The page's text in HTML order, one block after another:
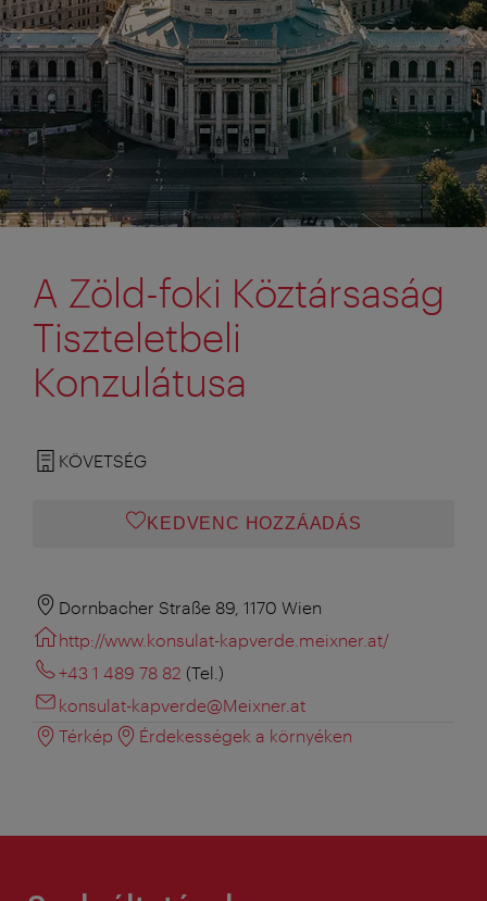
A Zöld-foki Köztársaság
Tiszteletbeli
Konzulátusa
KÖVETSÉG
KEDVENC HOZZÁADÁS
Dornbacher Straße 89, 1170 Wien
http://www.konsulat-kapverde.meixner.at/
+43 1 489 78 82 (Tel.)
konsulat-kapverde@Meixner.at
Térkép
Érdekességek a környéken